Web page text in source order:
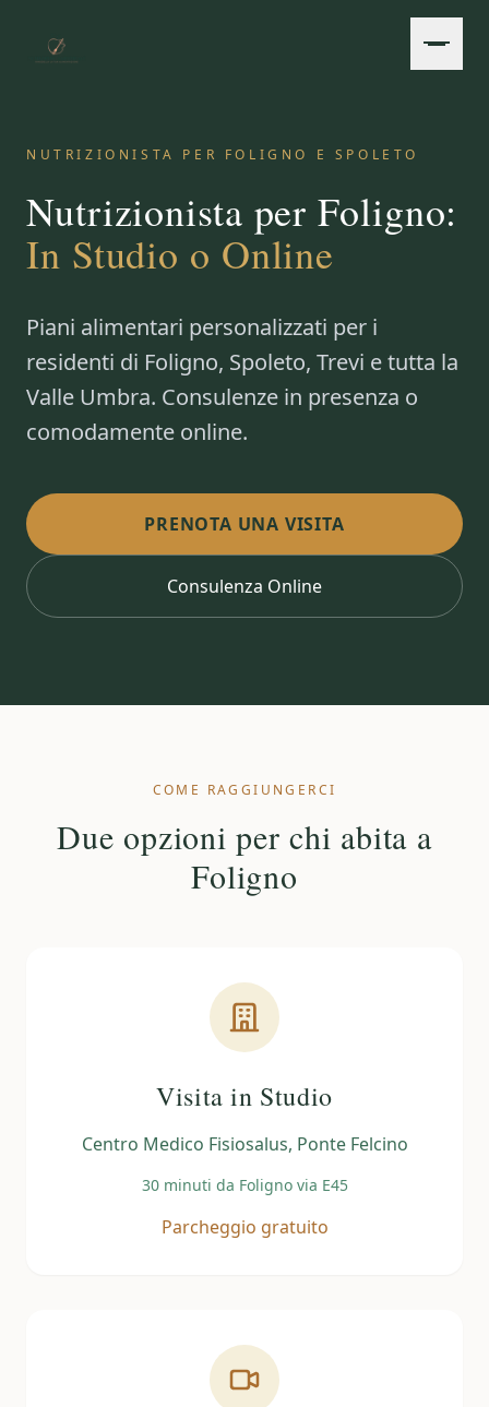
NUTRIZIONISTA PER FOLIGNO E SPOLETO
Nutrizionista per Foligno:
In Studio o Online
Piani alimentari personalizzati per i
residenti di Foligno, Spoleto, Trevi e tutta la
Valle Umbra. Consulenze in presenza o
comodamente online.
PRENOTA UNA VISITA
Consulenza Online
COME RAGGIUNGERCI
Due opzioni per chi abita a
Foligno
Visita in Studio
Centro Medico Fisiosalus, Ponte Felcino
30 minuti da Foligno via E45
Parcheggio gratuito